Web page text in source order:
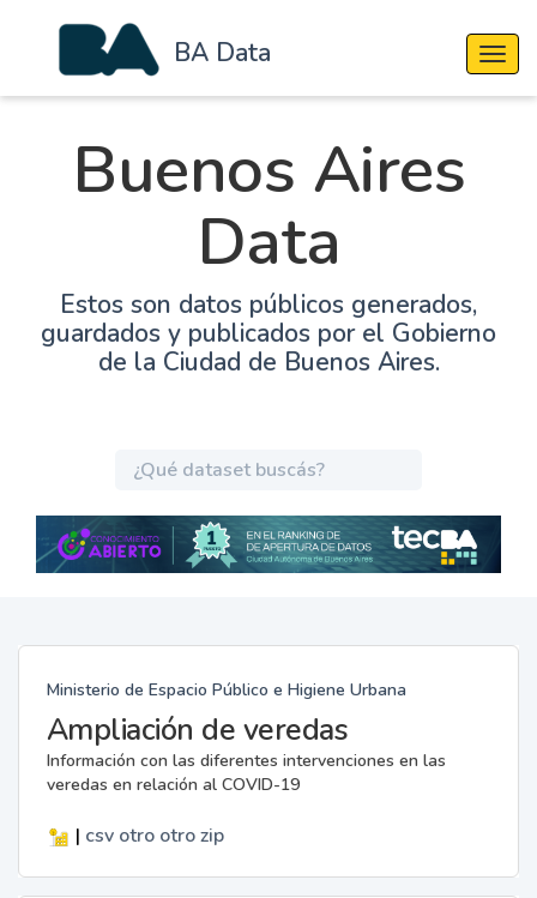
BA Data
Buenos Aires
Data
Estos son datos públicos generados,
guardados y publicados por el Gobierno
de la Ciudad de Buenos Aires.
Ministerio de Espacio Público e Higiene Urbana
Ampliación de veredas
Información con las diferentes intervenciones en las
veredas en relación al COVID-19
| csv otro otro zip